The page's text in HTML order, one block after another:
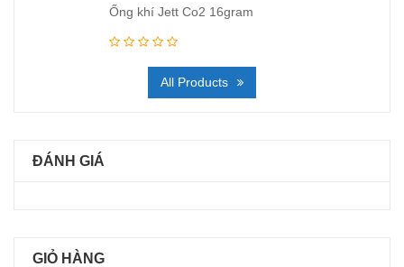
Ống khí Jett Co2 16gram
All Products
ĐÁNH GIÁ
GIỎ HÀNG